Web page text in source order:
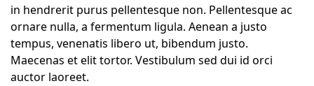
in hendrerit purus pellentesque non. Pellentesque ac
ornare nulla, a fermentum ligula. Aenean a justo
tempus, venenatis libero ut, bibendum justo.
Maecenas et elit tortor. Vestibulum sed dui id orci
auctor laoreet.